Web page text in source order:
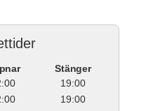
Stänger
19:00
19:00